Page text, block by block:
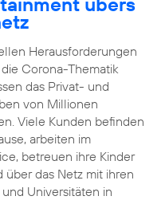
Herausforderungen
Corona-Thematik
das Privat- und
von Millionen
Viele Kunden befinden
arbeiten im
betreuen ihre Kinder
über das Netz mit ihren
Universitäten in